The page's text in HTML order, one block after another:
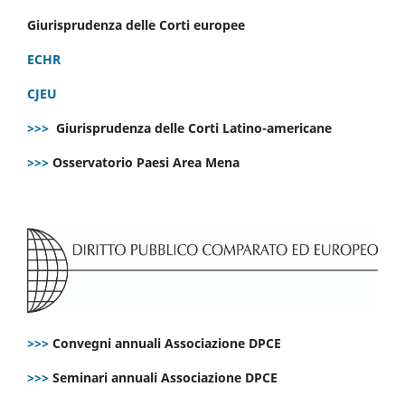
Giurisprudenza delle Corti europee
ECHR
CJEU
>>> Giurisprudenza delle Corti Latino-americane
>>> Osservatorio Paesi Area Mena
>>> Convegni annuali Associazione DPCE
>>> Seminari annuali Associazione DPCE